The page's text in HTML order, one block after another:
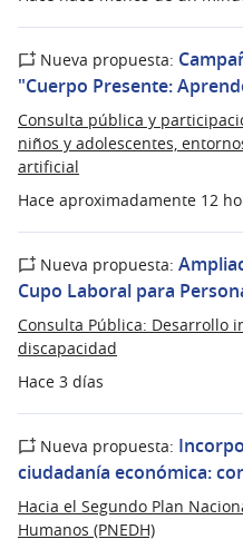
Hace aproximadamente 12
Nueva propuesta:
"Cuerpo Presente:
Consulta pública y
niños y adolescentes,
artificial
Hace 3 días
Nueva propuesta:
Cupo Laboral para
Consulta Pública: Desarrollo
discapacidad
Nueva propuesta:
ciudadanía económica:
Hacia el Segundo Plan
Humanos (PNEDH)